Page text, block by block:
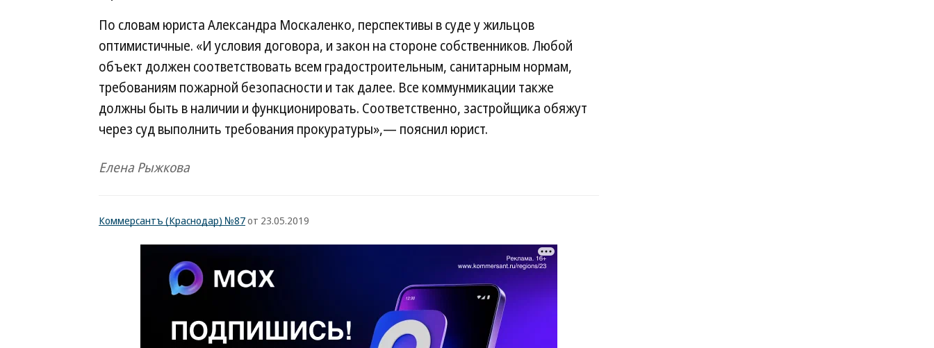
По словам юриста Александра Москаленко, перспективы в суде у жильцов
оптимистичные. «И условия договора, и закон на стороне собственников. Любой
объект должен соответствовать всем градостроительным, санитарным нормам,
требованиям пожарной безопасности и так далее. Все коммунмикации также
должны быть в наличии и функционировать. Соответственно, застройщика обяжут
через суд выполнить требования прокуратуры»,— пояснил юрист.
Елена Рыжкова
Коммерсантъ (Краснодар) №87от 23.05.2019